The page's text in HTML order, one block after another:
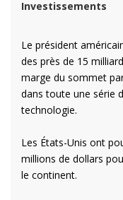
Investissements
Le président
des près de 15
marge du sommet
dans toute une série
technologie.
Les États-Unis ont
millions de dollars
le continent.